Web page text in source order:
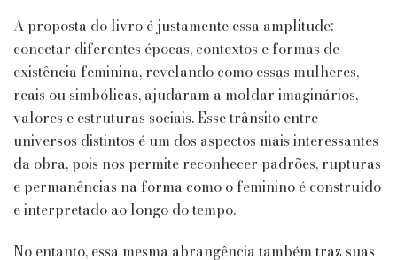
A proposta do livro é justamente essa amplitude:
conectar diferentes épocas, contextos e formas de
existência feminina, revelando como essas mulheres,
reais ou simbólicas, ajudaram a moldar imaginários,
valores e estruturas sociais. Esse trânsito entre
universos distintos é um dos aspectos mais interessantes
da obra, pois nos permite reconhecer padrões, rupturas
e permanências na forma como o feminino é construído
e interpretado ao longo do tempo.
No entanto, essa mesma abrangência também traz suas